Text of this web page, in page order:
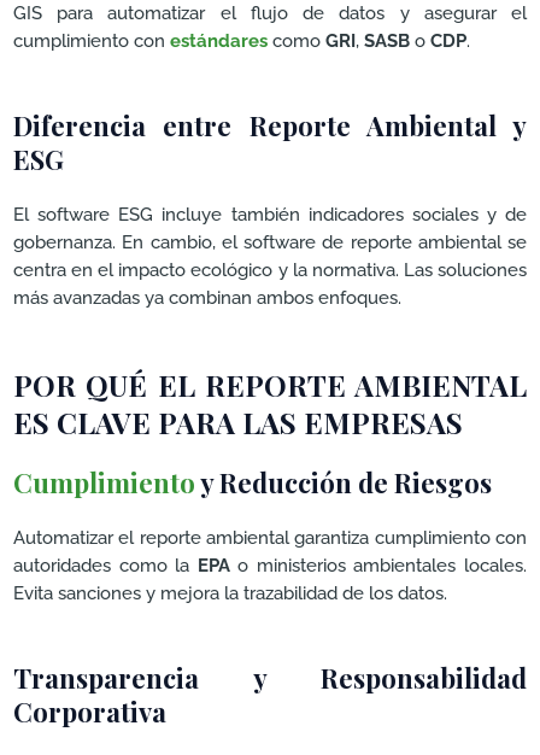
GIS para automatizar el flujo de datos y asegurar el
cumplimiento con estándares como GRI, SASB o CDP.
Diferencia entre Reporte Ambiental y
ESG
El software ESG incluye también indicadores sociales y de
gobernanza. En cambio, el software de reporte ambiental se
centra en el impacto ecológico y la normativa. Las soluciones
más avanzadas ya combinan ambos enfoques.
POR QUÉ EL REPORTE AMBIENTAL
ES CLAVE PARA LAS EMPRESAS
Cumplimientoy Reducción de Riesgos
Automatizar el reporte ambiental garantiza cumplimiento con
autoridades como la EPAo ministerios ambientales locales.
Evita sanciones y mejora la trazabilidad de los datos.
Transparencia y Responsabilidad
Corporativa